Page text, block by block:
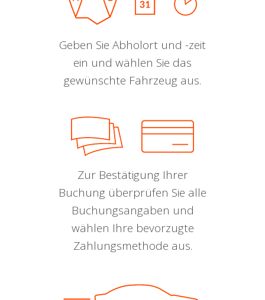
Geben Sie Abholort und -zeit
ein und wählen Sie das
gewünschte Fahrzeug aus.
Zur Bestätigung Ihrer
Buchung überprüfen Sie alle
Buchungsangaben und
wählen Ihre bevorzugte
Zahlungsmethode aus.